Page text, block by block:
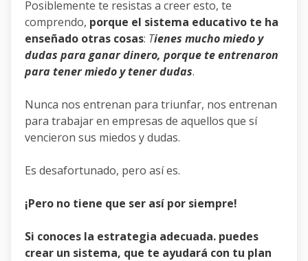
Posiblemente te resistas a creer esto, te
comprendo, porque el sistema educativo te ha
enseñado otras cosas: Tienes mucho miedo y
dudas para ganar dinero, porque te entrenaron
para tener miedo y tener dudas.
Nunca nos entrenan para triunfar, nos entrenan
para trabajar en empresas de aquellos que sí
vencieron sus miedos y dudas.
Es desafortunado, pero así es.
¡Pero no tiene que ser así por siempre!
Si conoces la estrategia adecuada. puedes
crear un sistema, que te ayudará con tu plan